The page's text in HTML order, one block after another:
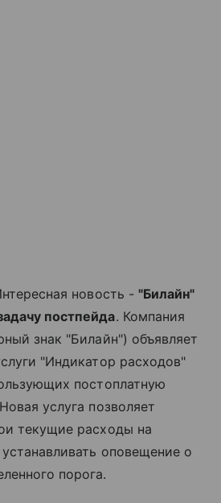
новость - "Билайн"
постпейда. Компания
знак "Билайн") объявляет
"Индикатор расходов"
постоплатную
услуга позволяет
текущие расходы на
оповещение о
порога.